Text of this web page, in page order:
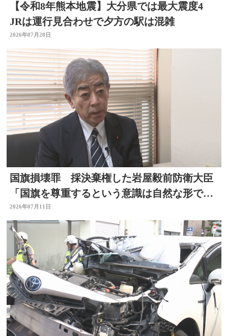
【令和8年熊本地震】大分県では最大震度4
JRは運行見合わせで夕方の駅は混雑
2026年07月28日
国旗損壊罪 採決棄権した岩屋毅前防衛大臣
「国旗を尊重するという意識は自然な形で育
まれるべきもの」大分
2026年07月11日